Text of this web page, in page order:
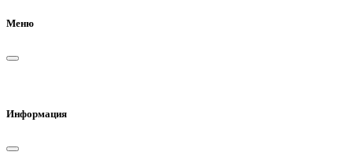
Меню
Информация